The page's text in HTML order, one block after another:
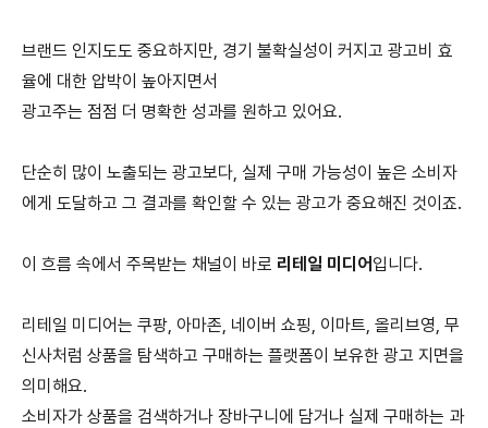
브랜드 인지도도 중요하지만 경기 불확실성이 커지고 광고비 효
율에 대한 압박이 높아지면서
광고주는 점점 더 명확한 성과를 원하고 있어요.
단순히 많이 노출되는 광고보다 실제 구매 가능성이 높은 소비자
에게 도달하고 그 결과를 확인할 수 있는 광고가 중요해진 것이죠.
이 흐름 속에서 주목받는 채널이 바로 리테일 미디어 입니다.
리테일 미디어는 쿠팡 아마존 네이버 쇼핑 이마트 올리브영 무
신사처럼 상품을 탐색하고 구매하는 플랫폼이 보유한 광고 지면을
의미해요.
소비자가 상품을 검색하거나 장바구니에 담거나 실제 구매하는 과